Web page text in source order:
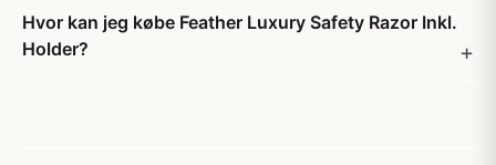
Hvor kan jeg købe Feather Luxury Safety Razor Inkl.
Holder?